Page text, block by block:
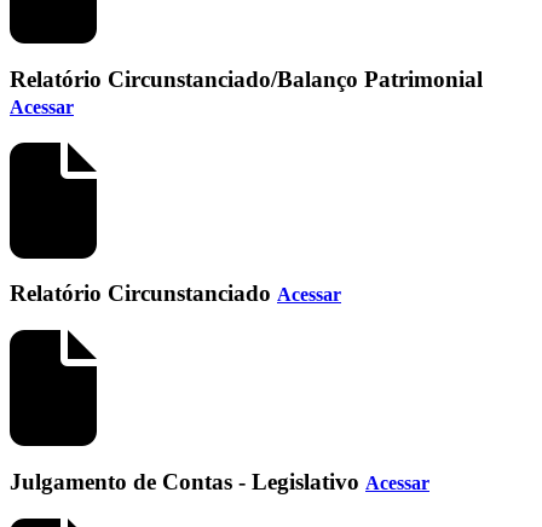
Relatório Circunstanciado/Balanço Patrimonial
Acessar
Relatório Circunstanciado Acessar
Julgamento de Contas - Legislativo Acessar